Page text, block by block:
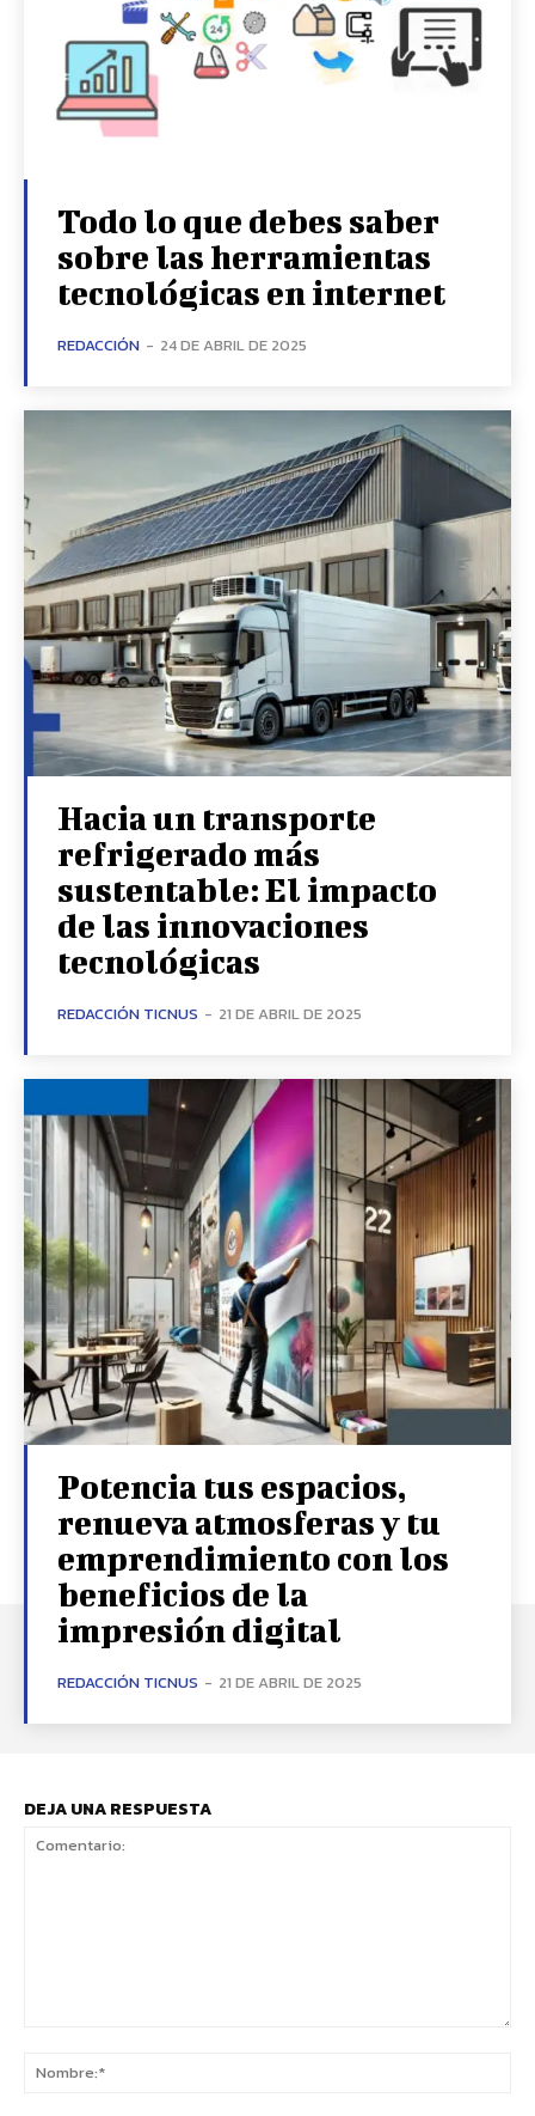
Todo lo que debes saber
sobre las herramientas
tecnológicas en internet
REDACCIÓN - 24 DE ABRIL DE 2025
Hacia un transporte
refrigerado más
sustentable: El impacto
de las innovaciones
tecnológicas
REDACCIÓN TICNUS - 21 DE ABRIL DE 2025
Potencia tus espacios,
renueva atmosferas y tu
emprendimiento con los
beneficios de la
impresión digital
REDACCIÓN TICNUS - 21 DE ABRIL DE 2025
DEJA UNA RESPUESTA